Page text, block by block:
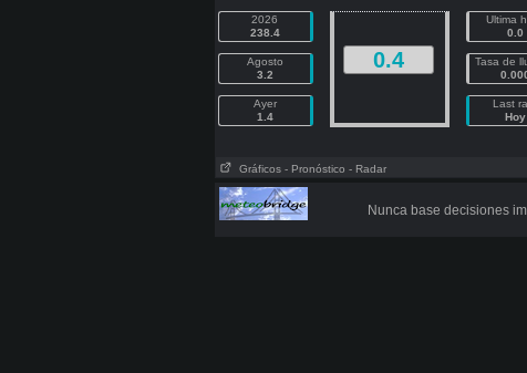
2026
238.4
Agosto
3.2
Ayer
1.4
0.4
Ultima
0.0
Tasa de
Last
Hoy
Gráficos - Pronóstico - Radar
Nunca base decisiones